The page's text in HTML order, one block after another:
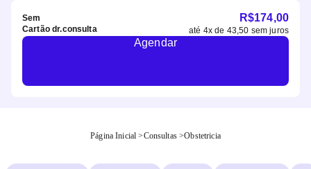
Sem
Cartão dr.consulta
R$174,00
até 4x de 43,50 sem juros
Agendar
Página Inicial >Consultas >Obstetricia